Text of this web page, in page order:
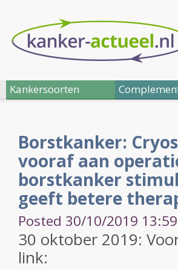
Kankersoorten
Borstkanker:
vooraf aan
borstkanker
geeft betere
Posted 30/10/2019
30 oktober 2019:
link: